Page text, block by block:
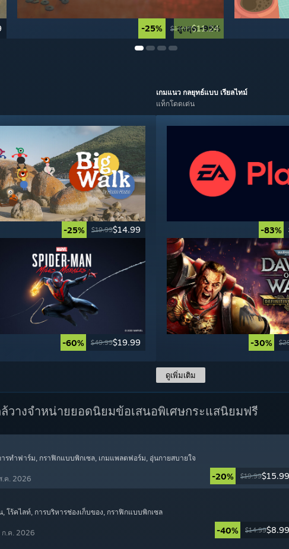
-25% $14.99$11.24
สูงสุด -95%
-25% $19.99$14.99
-60% $49.99$19.99
เกมแนว กลยุทธ์แบบ เรียลไทม์
แท็กโดดเด่น
-83%
-30%
ดูเพิ่มเติม
วางจำหน่ายยอดนิยมข้อเสนอพิเศษกระแสนิยมฟรี
รทำฟาร์ม, กราฟิกแบบพิกเซล, เกมแพลตฟอร์ม, อุ่นกายสบายใจ
.ค. 2026 -20% $19.99$15.99
, โร้คไลท์, การบริหารช่องเก็บของ, กราฟิกแบบพิกเซล
ก.ค. 2026 -40% $14.99$8.99